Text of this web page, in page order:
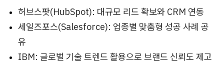
허브스팟(HubSpot): 대규모 리드 확보와 CRM 연동
세일즈포스(Salesforce): 업종별 맞춤형 성공 사례 공
유
IBM: 글로벌 기술 트렌드 활용으로 브랜드 신뢰도 제고